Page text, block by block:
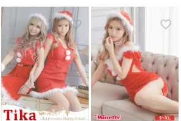
カート＋ベルト](M)(久保七瀬着
用)